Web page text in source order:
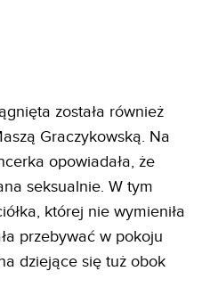
została również
Graczykowską. Na
opowiadała, że
seksualnie. W tym
której nie wymieniła
przebywać w pokoju
dziejące się tuż obok